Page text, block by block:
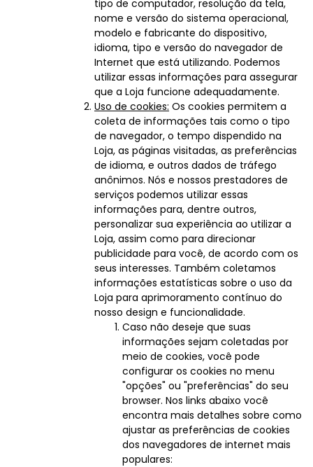
tipo de computador, resolução da tela,
nome e versão do sistema operacional,
modelo e fabricante do dispositivo,
idioma, tipo e versão do navegador de
Internet que está utilizando. Podemos
utilizar essas informações para assegurar
que a Loja funcione adequadamente.
Uso de cookies: Os cookies permitem a
coleta de informações tais como o tipo
de navegador, o tempo dispendido na
Loja, as páginas visitadas, as preferências
de idioma, e outros dados de tráfego
anônimos. Nós e nossos prestadores de
serviços podemos utilizar essas
informações para, dentre outros,
personalizar sua experiência ao utilizar a
Loja, assim como para direcionar
publicidade para você, de acordo com os
seus interesses. Também coletamos
informações estatísticas sobre o uso da
Loja para aprimoramento contínuo do
nosso design e funcionalidade.
Caso não deseje que suas
informações sejam coletadas por
meio de cookies, você pode
configurar os cookies no menu
"opções" ou "preferências" do seu
browser. Nos links abaixo você
encontra mais detalhes sobre como
ajustar as preferências de cookies
dos navegadores de internet mais
populares: